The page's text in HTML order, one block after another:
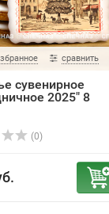
сравнить
сувенирное
2025" 8
(0)